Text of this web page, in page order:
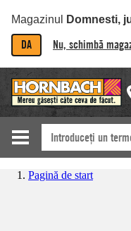
Magazinul Domnesti,
DA Nu, schimbă
Pagină de start